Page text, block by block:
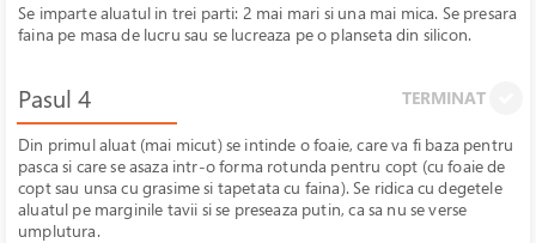
Se imparte aluatul in trei parti: 2 mai mari si una mai mica. Se presara
faina pe masa de lucru sau se lucreaza pe o planseta din silicon.
Pasul 4 TERMINAT
Din primul aluat (mai micut) se intinde o foaie, care va fi baza pentru
pasca si care se asaza intr-o forma rotunda pentru copt (cu foaie de
copt sau unsa cu grasime si tapetata cu faina). Se ridica cu degetele
aluatul pe marginile tavii si se preseaza putin, ca sa nu se verse
umplutura.